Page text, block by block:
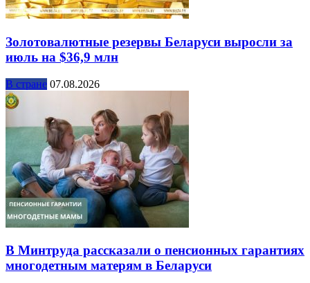
Золотовалютные резервы Беларуси выросли за
июль на $36,9 млн
В стране 07.08.2026
В Минтруда рассказали о пенсионных гарантиях
многодетным матерям в Беларуси